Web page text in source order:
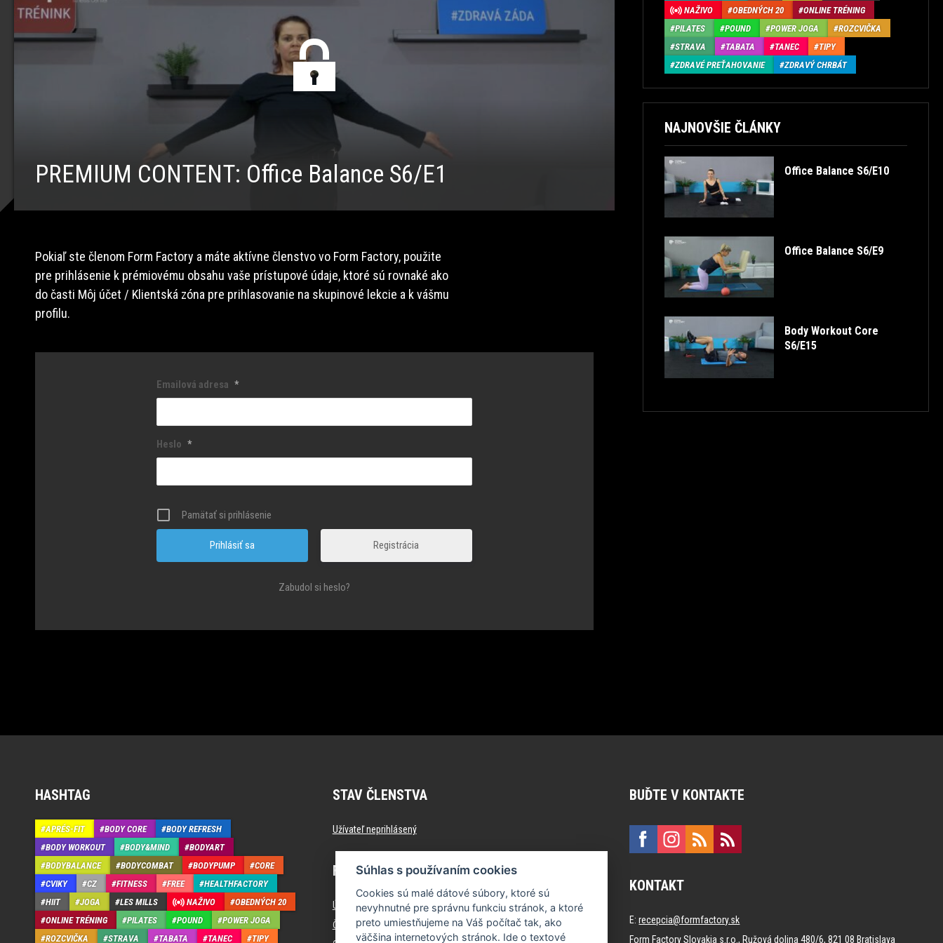
PREMIUM CONTENT: Office Balance S6/E1
Pokiaľ ste členom Form Factory a máte aktívne členstvo vo Form Factory, použite
pre prihlásenie k prémiovému obsahu vaše prístupové údaje, ktoré sú rovnaké ako
do časti Môj účet / Klientská zóna pre prihlasovanie na skupinové lekcie a k vášmu
profilu.
Emailová adresa *
Heslo *
Pamätať si prihlásenie
Registrácia
Zabudol si heslo?
NAŽIVO
OBEDNÝCH 20
ONLINE TRÉNING
PILATES
POUND POWER JOGA
ROZCVIČKA
STRAVA
TABATA TANEC
TIPY
ZDRAVÉ PREŤAHOVANIE
ZDRAVÝ CHRBÁT
NAJNOVŠIE ČLÁNKY
Office Balance S6/E10
Office Balance S6/E9
Body Workout Core
S6/E15
HASHTAG
APRÉS-FIT BODY CORE
BODY REFRESH
BODY WORKOUT
BODY&MIND
BODYART
BODYBALANCE
BODYCOMBAT BODYPUMP
CORE
CVIKY
CZ FITNESS FREE
HEALTHFACTORY
HIIT
JOGA LES MILLS NAŽIVO
OBEDNÝCH 20
ONLINE TRÉNING
PILATES POUND
POWER JOGA
ROZCVIČKA
STRAVA TABATA TANEC TIPY
STAV ČLENSTVA
Užívateľ neprihlásený
FITNESS.FORMFACTORY.SK
Úvod
Časté otázky (FAQ)
BUĎTE V KONTAKTE
KONTAKT
E:recepcia@formfactory.sk
Form Factory Slovakia s.r.o., Ružová dolina 480/6, 821 08 Bratislava
Súhlas s používaním cookies
Cookies sú malé dátové súbory, ktoré sú
nevyhnutné pre správnu funkciu stránok, a ktoré
preto umiestňujeme na Váš počítač tak, ako
väčšina internetových stránok. Ide o textové